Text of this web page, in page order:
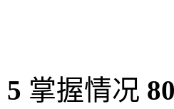
5 掌握情况